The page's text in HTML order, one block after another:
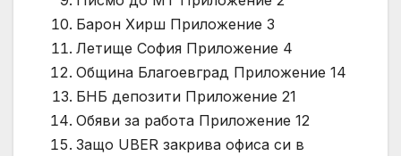
Барон Хирш Приложение 3
Летище София Приложение 4
Община Благоевград Приложение 14
БНБ депозити Приложение 21
Обяви за работа Приложение 12
Защо UBER закрива офиса си в